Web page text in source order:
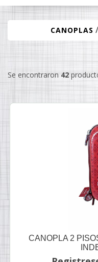
CANOPLAS /
Se encontraron 42
CANOPLA 2